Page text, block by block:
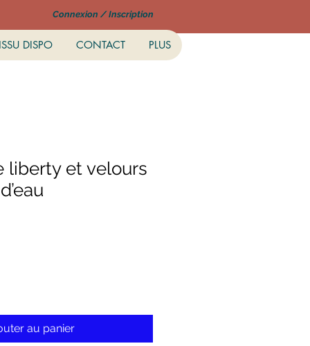
Connexion / Inscription
DISPO CONTACT PLUS
liberty et velours
au panier